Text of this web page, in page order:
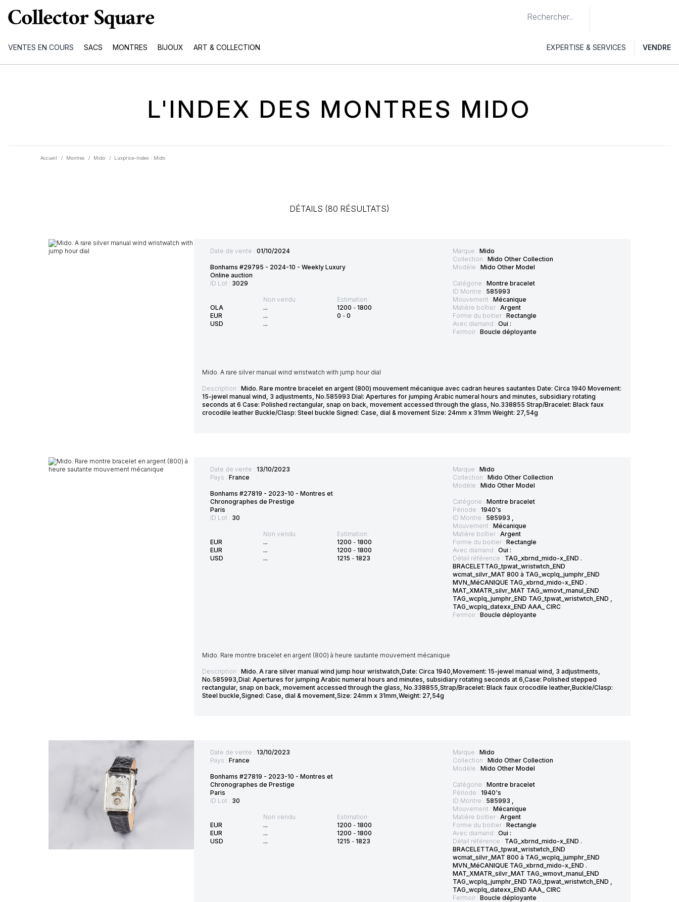
VENTES EN COURS SACS MONTRES BIJOUX ART & COLLECTION EXPERTISE & SERVICES VENDRE
L'INDEX DES MONTRES MIDO
Accueil / Montres / Mido / Luxprice-Index : Mido
DÉTAILS (80 RÉSULTATS)
Date de vente : 01/10/2024
Bonhams #29795 - 2024-10 - Weekly Luxury
Online auction
ID Lot : 3029
OLA
EUR
USD
Non vendu
...
...
...
Estimation:
1200 - 1800
0 - 0
Marque : Mido
Collection : Mido Other Collection
Modèle : Mido Other Model
Catégorie : Montre bracelet
ID Montre : 585993
Mouvement : Mécanique
Matière boîtier : Argent
Forme du boitier : Rectangle
Avec diamand : Oui :
Fermoir : Boucle déployante
Mido. A rare silver manual wind wristwatch with jump hour dial
Description : Mido. Rare montre bracelet en argent (800) mouvement mécanique avec cadran heures sautantes Date: Circa 1940 Movement:
15-jewel manual wind, 3 adjustments, No.585993 Dial: Apertures for jumping Arabic numeral hours and minutes, subsidiary rotating
seconds at 6 Case: Polished rectangular, snap on back, movement accessed through the glass, No.338855 Strap/Bracelet: Black faux
crocodile leather Buckle/Clasp: Steel buckle Signed: Case, dial & movement Size: 24mm x 31mm Weight: 27,54g
Date de vente : 13/10/2023
Pays : France
Bonhams #27819 - 2023-10 - Montres et
Chronographes de Prestige
Paris
ID Lot : 30
EUR
EUR
USD
Non vendu
...
...
...
Estimation:
1200 - 1800
1200 - 1800
1215 - 1823
Marque : Mido
Collection : Mido Other Collection
Modèle : Mido Other Model
Catégorie : Montre bracelet
Période : 1940's
ID Montre : 585993 ,
Mouvement : Mécanique
Matière boîtier : Argent
Forme du boitier : Rectangle
Avec diamand : Oui :
Détail référence : TAG_xbrnd_mido-x_END .
BRACELETTAG_tpwat_wristwtch_END
wcmat_silvr_MAT 800 à TAG_wcplq_jumphr_END
MVN_MéCANIQUE TAG_xbrnd_mido-x_END .
MAT_XMATR_silvr_MAT TAG_wmovt_manul_END
TAG_wcplq_jumphr_END TAG_tpwat_wristwtch_END ,
TAG_wcplq_datexx_END AAA_ CIRC
Fermoir : Boucle déployante
Mido. Rare montre bracelet en argent (800) à heure sautante mouvement mécanique
Description : Mido. A rare silver manual wind jump hour wristwatch,Date: Circa 1940,Movement: 15-jewel manual wind, 3 adjustments,
No.585993,Dial: Apertures for jumping Arabic numeral hours and minutes, subsidiary rotating seconds at 6,Case: Polished stepped
rectangular, snap on back, movement accessed through the glass, No.338855,Strap/Bracelet: Black faux crocodile leather,Buckle/Clasp:
Steel buckle,Signed: Case, dial & movement,Size: 24mm x 31mm,Weight: 27,54g
Date de vente : 13/10/2023
Pays : France
Bonhams #27819 - 2023-10 - Montres et
Chronographes de Prestige
Paris
ID Lot : 30
EUR
EUR
USD
Non vendu
...
...
...
Estimation:
1200 - 1800
1200 - 1800
1215 - 1823
Marque : Mido
Collection : Mido Other Collection
Modèle : Mido Other Model
Catégorie : Montre bracelet
Période : 1940's
ID Montre : 585993 ,
Mouvement : Mécanique
Matière boîtier : Argent
Forme du boitier : Rectangle
Avec diamand : Oui :
Détail référence : TAG_xbrnd_mido-x_END .
BRACELETTAG_tpwat_wristwtch_END
wcmat_silvr_MAT 800 à TAG_wcplq_jumphr_END
MVN_MéCANIQUE TAG_xbrnd_mido-x_END .
MAT_XMATR_silvr_MAT TAG_wmovt_manul_END
TAG_wcplq_jumphr_END TAG_tpwat_wristwtch_END ,
TAG_wcplq_datexx_END AAA_ CIRC
Fermoir : Boucle déployante